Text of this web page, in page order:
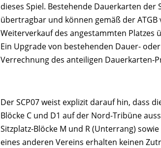
dieses Spiel. Bestehende Dauerkarten
übertragbar und können gemäß der
Weiterverkauf des angestammten Platzes
Ein Upgrade von bestehenden Dauer-
Verrechnung des anteiligen Dauerkarten-
Der SCP07 weist explizit darauf hin, dass
Blöcke C und D1 auf der Nord-Tribüne
Sitzplatz-Blöcke M und R (Unterrang)
eines anderen Vereins erhalten keinen